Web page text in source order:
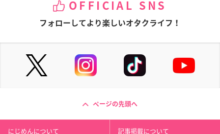
OFFICIAL SNS
フォローしてより楽しいオタクライフ！
ページの先頭へ
にじめんについて 記事掲載について